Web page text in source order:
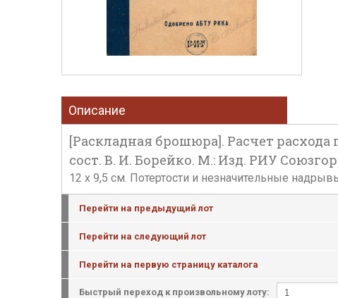
Описание
[Раскладная брошюра]. Расчет
сост. В. И. Борейко. М.: Изд. РИУ
12 х 9,5 см. Потертости и незначительные
Перейти на предыдущий лот
Перейти на следующий лот
Перейти на первую страницу каталога
Быстрый переход к произвольному лоту: